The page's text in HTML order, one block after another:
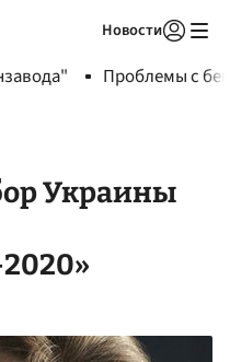
Новости
Проблемы с
Украины